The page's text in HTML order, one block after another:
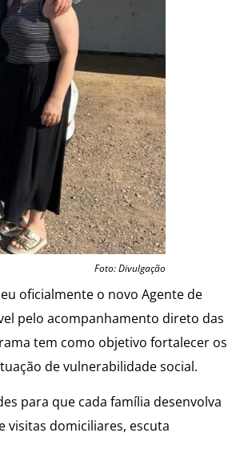
Foto: Divulgação
oficialmente o novo Agente de
pelo acompanhamento direto das
tem como objetivo fortalecer os
de vulnerabilidade social.
para que cada família desenvolva
visitas domiciliares, escuta